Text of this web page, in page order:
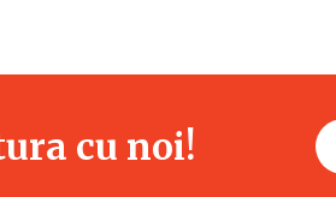
cu noi!